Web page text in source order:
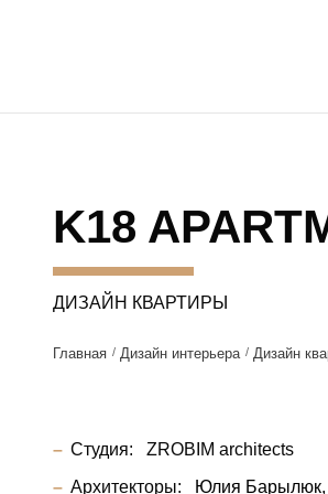
K18
ДИЗАЙН КВАРТИРЫ
Главная Дизайн интерьера Дизайн
Студия: ZROBIM architects
Архитекторы: Юлия Барылюк